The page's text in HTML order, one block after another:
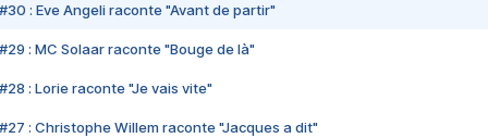
#30 : Eve Angeli raconte "Avant de partir"
#29 : MC Solaar raconte "Bouge de là"
#28 : Lorie raconte "Je vais vite"
#27 : Christophe Willem raconte "Jacques a dit"